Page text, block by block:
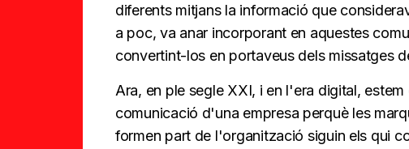
diferents mitjans la informació que
a poc, va anar incorporant en aquestes
convertint-los en portaveus dels missatges
Ara, en ple segle XXI, i en l'era digital,
comunicació d'una empresa perquè les
formen part de l'organització siguin els qui